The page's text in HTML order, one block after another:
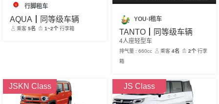
行脚租车
AQUA┃同等级车辆
乘客5名 1~2个行李箱
YOU·I租车
TANTO┃同等级车辆
4人座轻型车
排气量 : 660cc 乘客4名 2个行李
箱
JSKN Class JS Class